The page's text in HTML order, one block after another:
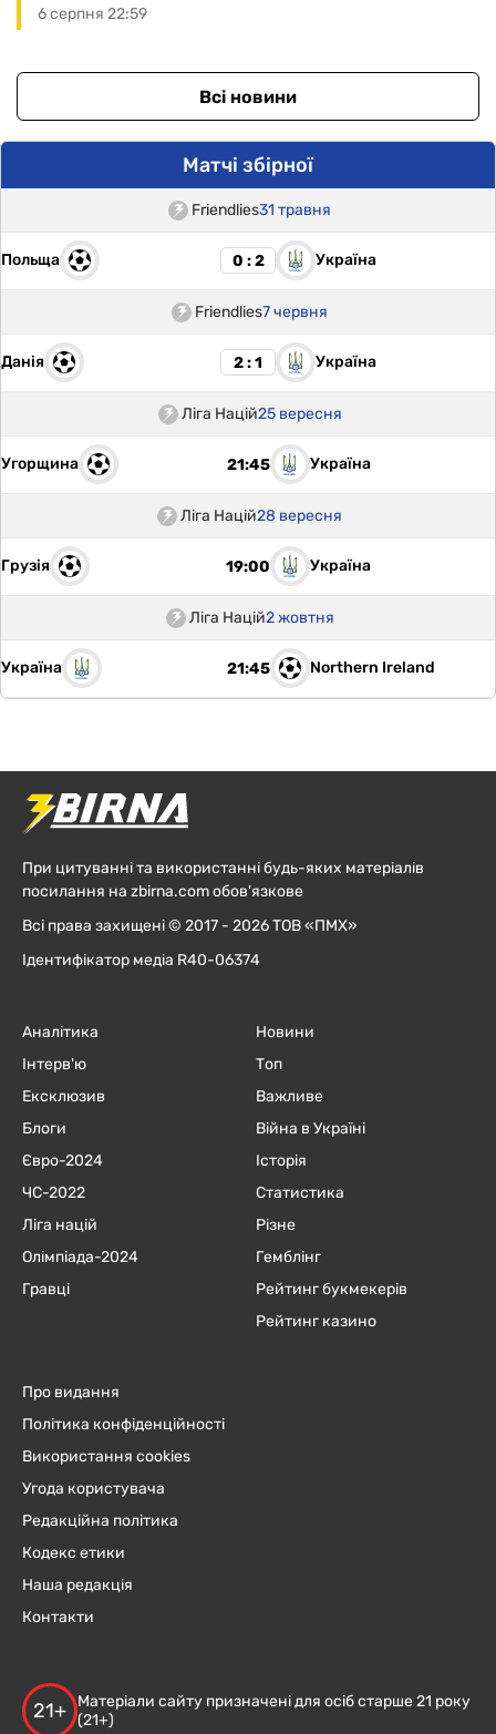
6 серпня 22:59
Всі новини
Матчі збірної
Friendlies31 травня
Польща 0 : 2 Україна
Friendlies7 червня
Данія 2 : 1 Україна
Ліга Націй25 вересня
Угорщина 21:45 Україна
Ліга Націй28 вересня
Грузія 19:00 Україна
Ліга Націй2 жовтня
Україна 21:45 Northern Ireland
При цитуванні та використанні будь-яких матеріалів
посилання на zbirna.com обов'язкове
Всі права захищені © 2017 - 2026 ТОВ «ПМХ»
Ідентифікатор медіа R40-06374
Аналітика
Інтерв'ю
Ексклюзив
Блоги
Євро-2024
ЧC-2022
Ліга націй
Олімпіада-2024
Гравці
Новини
Топ
Важливе
Війна в Україні
Історія
Статистика
Різне
Гемблінг
Рейтинг букмекерів
Рейтинг казино
Про видання
Політика конфіденційності
Використання cookies
Угода користувача
Редакційна політика
Кодекс етики
Наша редакція
Контакти
21+
Матеріали сайту призначені для осіб старше 21 року
(21+)